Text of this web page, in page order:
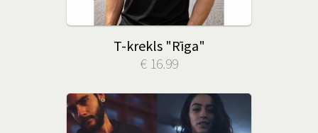
T-krekls "Rīga"
€ 16.99